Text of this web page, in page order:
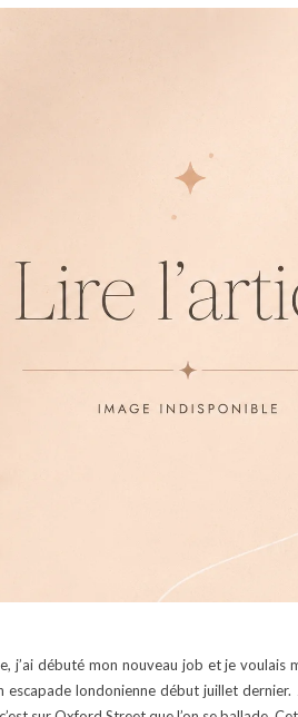
j’ai débuté mon nouveau job et je
londonienne début juillet